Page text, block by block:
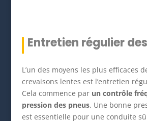
Entretien régulier
L’un des moyens les plus efficaces
crevaisons lentes est l’entretien
Cela commence par un contrôle
pression des pneus. Une bonne
est essentielle pour une conduite